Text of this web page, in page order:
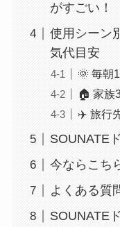
がすごい！
使用シーン
気代目安
🌞 毎朝
🏠 家族
✈️ 旅行
SOUNATE
今ならこち
よくある質
SOUNATE